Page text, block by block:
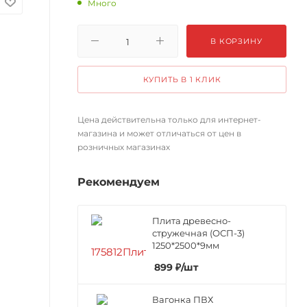
Много
В КОРЗИНУ
КУПИТЬ В 1 КЛИК
Цена действительна только для интернет-
магазина и может отличаться от цен в
розничных магазинах
Рекомендуем
Плита древесно-
стружечная (ОСП-3)
1250*2500*9мм
899 ₽/шт
Вагонка ПВХ